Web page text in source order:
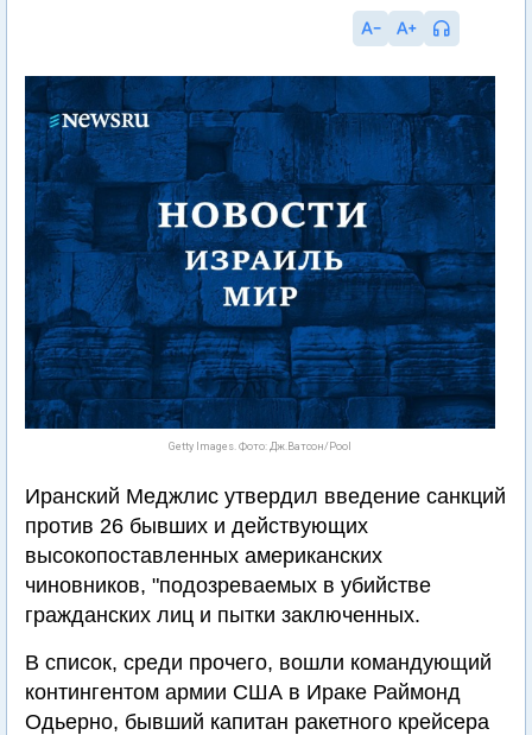
Getty Images. Фото: Дж.Ватсон/Pool
Иранский Меджлис утвердил введение санкций
против 26 бывших и действующих
высокопоставленных американских
чиновников, "подозреваемых в убийстве
гражданских лиц и пытки заключенных.
В список, среди прочего, вошли командующий
контингентом армии США в Ираке Раймонд
Одьерно, бывший капитан ракетного крейсера